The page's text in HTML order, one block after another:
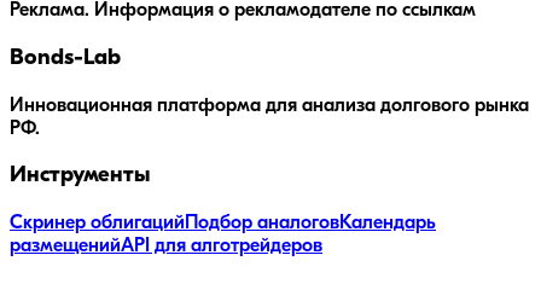
Реклама. Информация о рекламодателе по ссылкам
Bonds-Lab
Инновационная платформа для анализа долгового рынка
РФ.
Инструменты
Скринер облигаций Подбор аналоговКалендарь
размещенийAPI для алготрейдеров